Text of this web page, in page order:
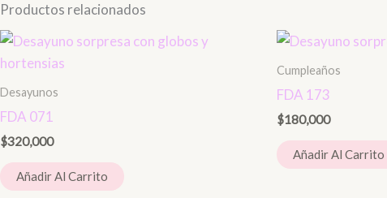
Productos relacionados
Desayunos
FDA 071
$320,000
Añadir Al Carrito
Cumpleaños
FDA 173
$180,000
Añadir Al Carrito